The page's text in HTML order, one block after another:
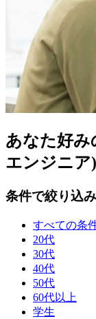
あなた好み
エンジニア)
条件で絞り込み
すべての条
20代
30代
40代
50代
60代以上
学生